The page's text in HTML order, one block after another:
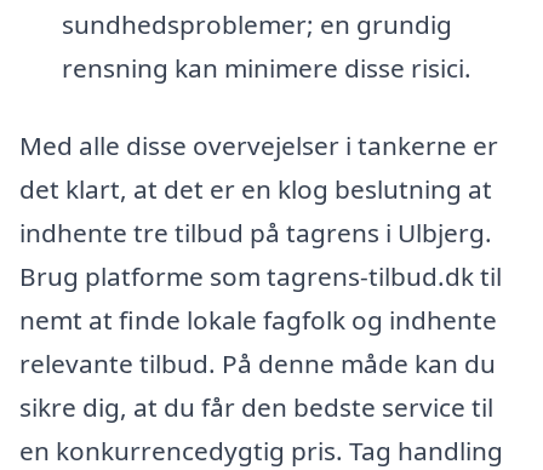
sundhedsproblemer; en grundig
rensning kan minimere disse risici.
Med alle disse overvejelser i tankerne er
det klart, at det er en klog beslutning at
indhente tre tilbud på tagrens i Ulbjerg.
Brug platforme som tagrens-tilbud.dk til
nemt at finde lokale fagfolk og indhente
relevante tilbud. På denne måde kan du
sikre dig, at du får den bedste service til
en konkurrencedygtig pris. Tag handling